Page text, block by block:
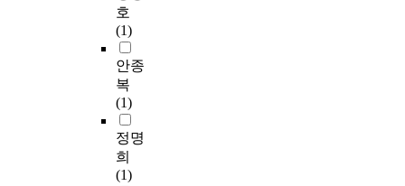
호
(1)
안종
복
(1)
정명
희
(1)